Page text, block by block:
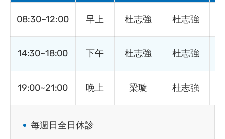
08:30~12:00
14:30~18:00
19:00~21:00
早上 杜志強 杜志強
下午 杜志強 杜志強
晚上 梁璇 杜志強
每週日全日休診